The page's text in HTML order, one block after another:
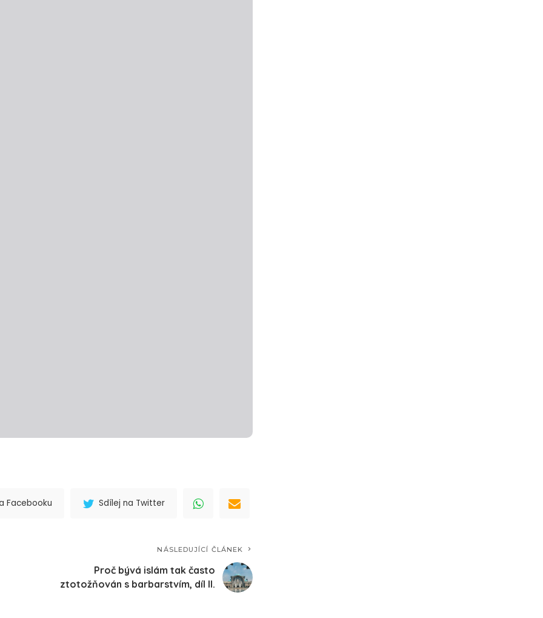
Facebooku Sdílej na Twitter
NÁSLEDUJÍCÍ ČLÁNEK
Proč bývá islám tak často
ztotožňován s barbarstvím, díl II.